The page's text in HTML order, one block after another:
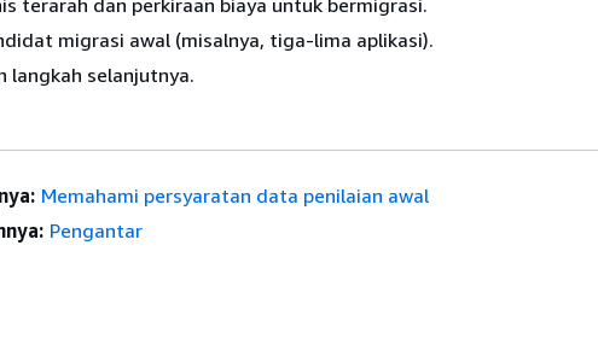
migrasi awal (misalnya, tiga-lima aplikasi).
langkah selanjutnya.
Memahami persyaratan data penilaian awal
Pengantar